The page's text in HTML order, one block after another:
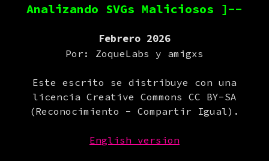
Analizando SVGs Maliciosos ]--
Febrero 2026
Por: ZoqueLabs y amigxs
Este escrito se distribuye con una
licencia Creative Commons CC BY-SA
(Reconocimiento - Compartir Igual).
English version